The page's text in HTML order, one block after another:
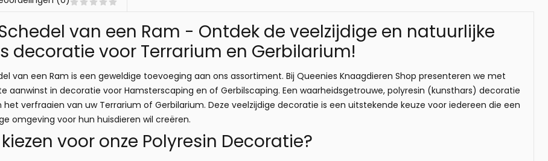
van een Ram - Ontdek de veelzijdige en natuurlijke
decoratie voor Terrarium en Gerbilarium!
van een Ram is een geweldige toevoeging aan ons assortiment. Bij Queenies Knaagdieren Shop presenteren we met
aanwinst in decoratie voor Hamsterscaping en of Gerbilscaping. Een waarheidsgetrouwe, polyresin (kunsthars) decoratie
verfraaien van uw Terrarium of Gerbilarium. Deze veelzijdige decoratie is een uitstekende keuze voor iedereen die een
omgeving voor hun huisdieren wil creëren.
voor onze Polyresin Decoratie?